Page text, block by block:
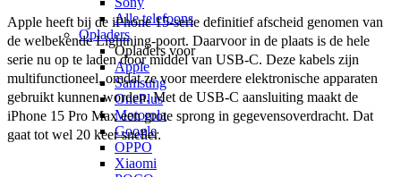
Alle telefoons
Opladers
Opladers voor
Apple
Samsung
OnePlus
Motorola
Google
OPPO
Xiaomi
Apple heeft bij de iPhone 15-serie definitief afscheid genomen van
de welbekende Lightning-poort. Daarvoor in de plaats is de hele
serie nu op te laden door middel van USB-C. Deze kabels zijn
multifunctioneel, omdat ze voor meerdere elektronische apparaten
gebruikt kunnen worden. Met de USB-C aansluiting maakt de
iPhone 15 Pro Max een grote sprong in gegevensoverdracht. Dat
gaat tot wel 20 keer sneller.